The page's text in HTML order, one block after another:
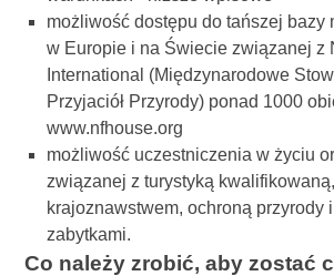
możliwość dostępu do tańszej bazy
w Europie i na Świecie związanej z
International (Międzynarodowe
Przyjaciół Przyrody) ponad 1000
www.nfhouse.org
możliwość uczestniczenia w życiu
związanej z turystyką kwalifikowaną,
krajoznawstwem, ochroną przyrody
zabytkami.
Co należy zrobić, aby zostać